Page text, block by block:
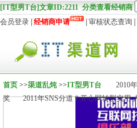
[IT型男T台]文章ID:2211 分类查看经销商
会员登录 经销商申请 审核状态查询
首页 >>渠道乱炖>>IT型男T台
2010
奖
2011年SNS分道？开心网转型实用